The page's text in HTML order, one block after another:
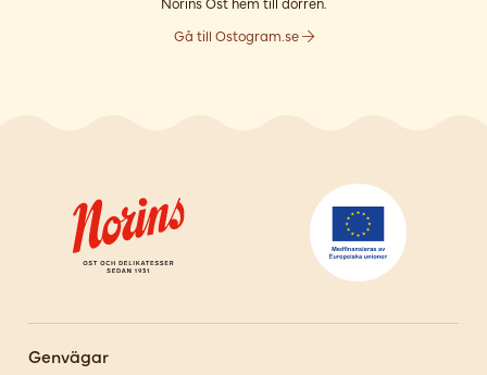
Gå till Ostogram.se
Genvägar